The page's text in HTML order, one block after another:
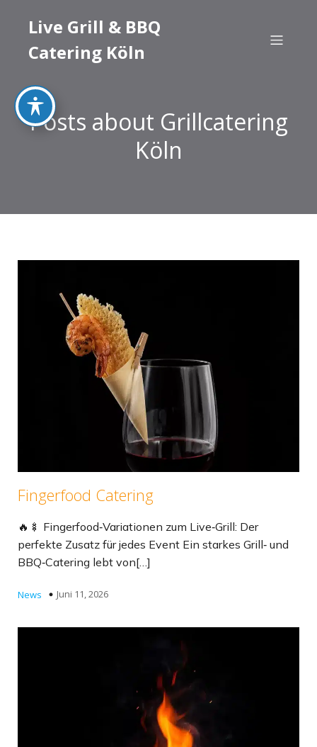
Live Grill & BBQ
Catering Köln
Posts about Grillcatering
Köln
Fingerfood Catering
🔥🍢 Fingerfood‑Variationen zum Live‑Grill: Der
perfekte Zusatz für jedes Event Ein starkes Grill‑ und
BBQ‑Catering lebt von[…]
News Juni 11, 2026